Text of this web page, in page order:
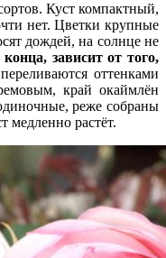
Куст компактный,
нет. Цветки крупные
дождей, на солнце не
зависит от того,
оттенками
край окаймлён
реже собраны
медленно растёт.